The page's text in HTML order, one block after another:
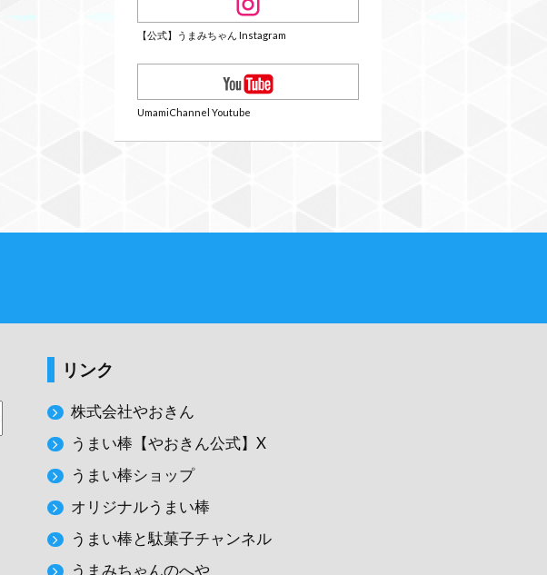
【公式】うまみちゃん Instagram
UmamiChannel Youtube
リンク
株式会社やおきん
うまい棒【やおきん公式】X
うまい棒ショップ
オリジナルうまい棒
うまい棒と駄菓子チャンネル
うまみちゃんのへや